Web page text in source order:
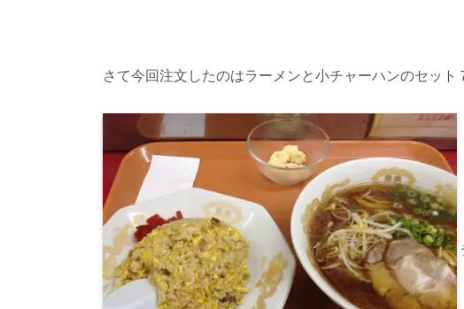
さて今回注文したのはラーメンと小チャーハンのセット